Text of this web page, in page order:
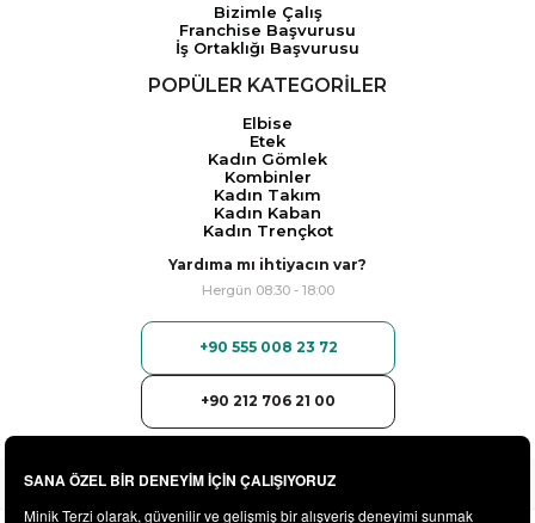
Bizimle Çalış
Franchise Başvurusu
İş Ortaklığı Başvurusu
POPÜLER KATEGORİLER
Elbise
Etek
Kadın Gömlek
Kombinler
Kadın Takım
Kadın Kaban
Kadın Trençkot
Yardıma mı ihtiyacın var?
Hergün 08:30 - 18:00
+90 555 008 23 72
+90 212 706 21 00